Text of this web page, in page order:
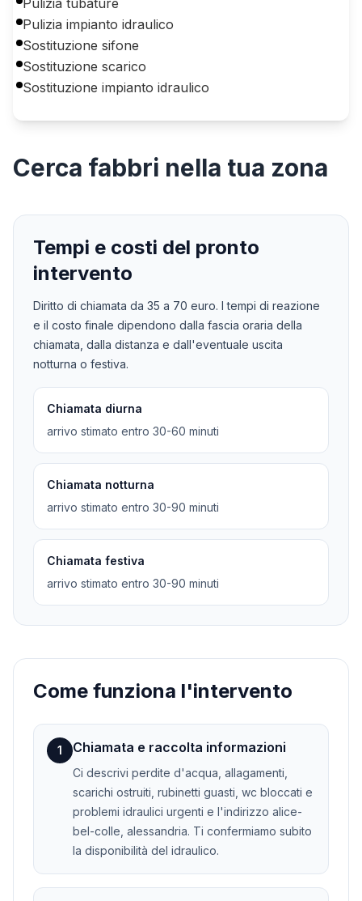
Pulizia impianto idraulico
Sostituzione sifone
Sostituzione scarico
Sostituzione impianto idraulico
Cerca fabbri nella tua zona
Tempi e costi del pronto
intervento
Diritto di chiamata da 35 a 70 euro. I tempi di reazione
e il costo finale dipendono dalla fascia oraria della
chiamata, dalla distanza e dall'eventuale uscita
notturna o festiva.
Chiamata diurna
arrivo stimato entro 30-60 minuti
Chiamata notturna
arrivo stimato entro 30-90 minuti
Chiamata festiva
arrivo stimato entro 30-90 minuti
Come funziona l'intervento
1 Chiamata e raccolta informazioni
Ci descrivi perdite d'acqua, allagamenti,
scarichi ostruiti, rubinetti guasti, wc bloccati e
problemi idraulici urgenti e l'indirizzo alice-
bel-colle, alessandria. Ti confermiamo subito
la disponibilità del idraulico.